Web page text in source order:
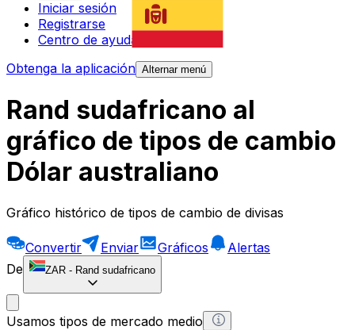
Iniciar sesión
Registrarse
Centro de ayuda
Obtenga la aplicación Alternar menú
Rand sudafricano al
gráfico de tipos de cambio
Dólar australiano
Gráfico histórico de tipos de cambio de divisas
Convertir Enviar Gráficos
Alertas
De
ZAR - Rand sudafricano
Usamos tipos de mercado medio